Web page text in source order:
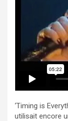
‘Timing is
utilisait encore